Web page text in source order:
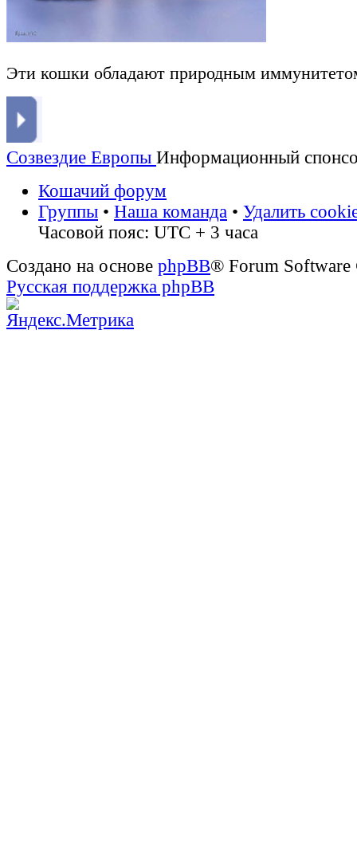
Эти кошки обладают природным
Созвездие Европы Информационный
Кошачий форум
Группы • Наша команда • Удалить
Часовой пояс: UTC + 3 часа
Создано на основе phpBB® Forum
Русская поддержка phpBB